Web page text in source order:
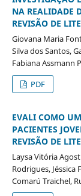
NA REALIDADE
REVISÃO DE
Giovana Maria
Silva dos Santos,
Fabiana Assmann
PDF
EVALI COMO
PACIENTES
REVISÃO DE
Laysa Vitória
Rodrigues,
Comarú Traichel,